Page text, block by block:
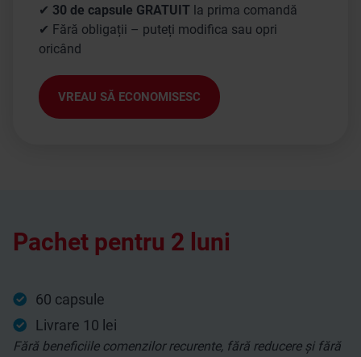
✔ 30 de capsule GRATUIT la prima comandă
✔ Fără obligații – puteți modifica sau opri
oricând
VREAU SĂ ECONOMISESC
Pachet pentru 2 luni
60 capsule
Livrare 10 lei
Fără beneficiile comenzilor recurente, fără reducere și fără